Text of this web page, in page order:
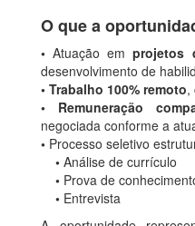
O que a
• Atuação emprojetos
desenvolvimento de
• Trabalho 100% remoto,
• Remuneração
negociada conforme a
• Processo seletivo
• Análise de currículo
• Prova de
• Entrevista